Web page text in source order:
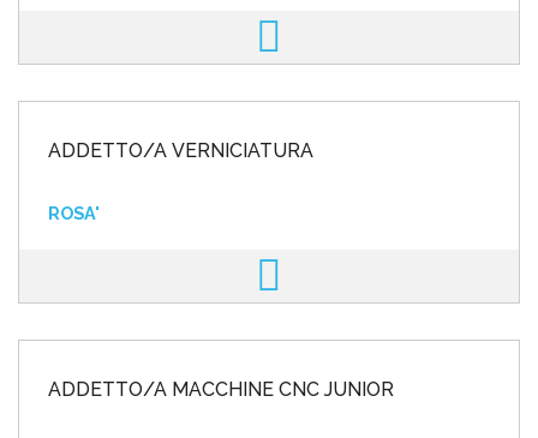
ADDETTO/A VERNICIATURA
ROSA'
ADDETTO/A MACCHINE CNC JUNIOR